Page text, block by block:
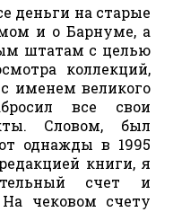
деньги на старые
и о Барнуме, а
штатам с целью
коллекций,
именем великого
все свои
Словом, был
однажды в 1995
книги, я
счет и
чековом счету